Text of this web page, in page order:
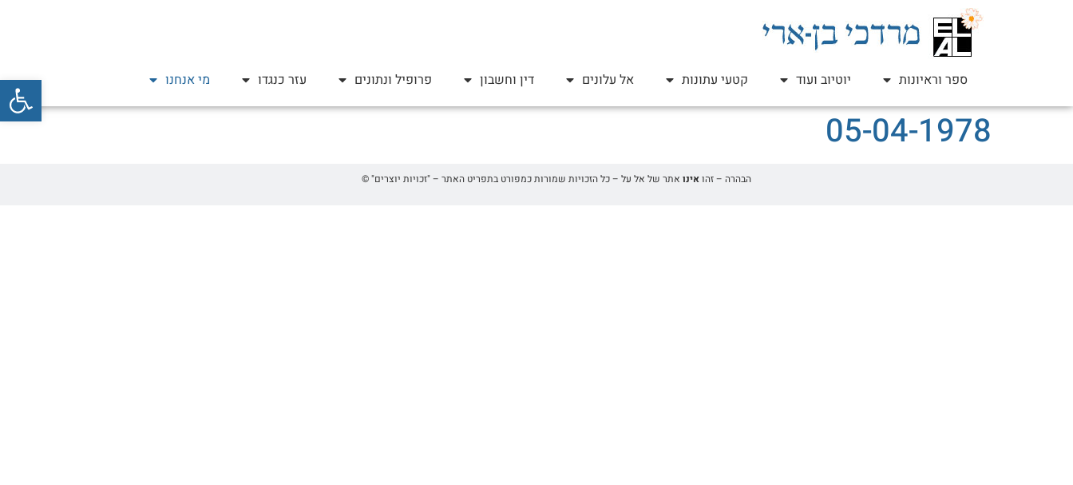
פתח ספר וראיונות יוטיוב ועוד קטעי עתונות אל עלונים דין וחשבון פרופיל ונתונים עזר כנגדו מי אנחנו
05-04-1978
הבהרה – זהואינו אתר של אל על – כל הזכויות שמורות כמפורט בתפריט האתר – "זכויות יוצרים" ©